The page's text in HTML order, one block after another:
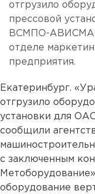
отгрузило
прессовой
ВСМПО-
отделе
предприятия.
Екатеринбург.
отгрузило
установки для
сообщили
с заключенным
оборудование